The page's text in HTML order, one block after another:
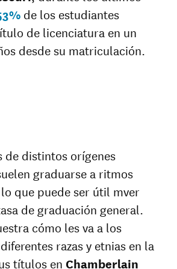
de los estudiantes
de licenciatura en un
desde su matriculación.
de distintos orígenes
graduarse a ritmos
que puede ser útil mver
de graduación general.
cómo les va a los
razas y etnias en la
títulos en Chamberlain